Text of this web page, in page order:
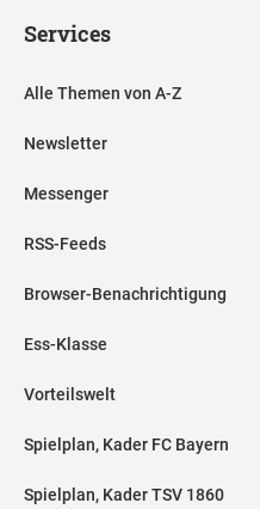
Services
Alle Themen von A-Z
Newsletter
Messenger
RSS-Feeds
Browser-Benachrichtigung
Ess-Klasse
Vorteilswelt
Spielplan, Kader FC Bayern
Spielplan, Kader TSV 1860